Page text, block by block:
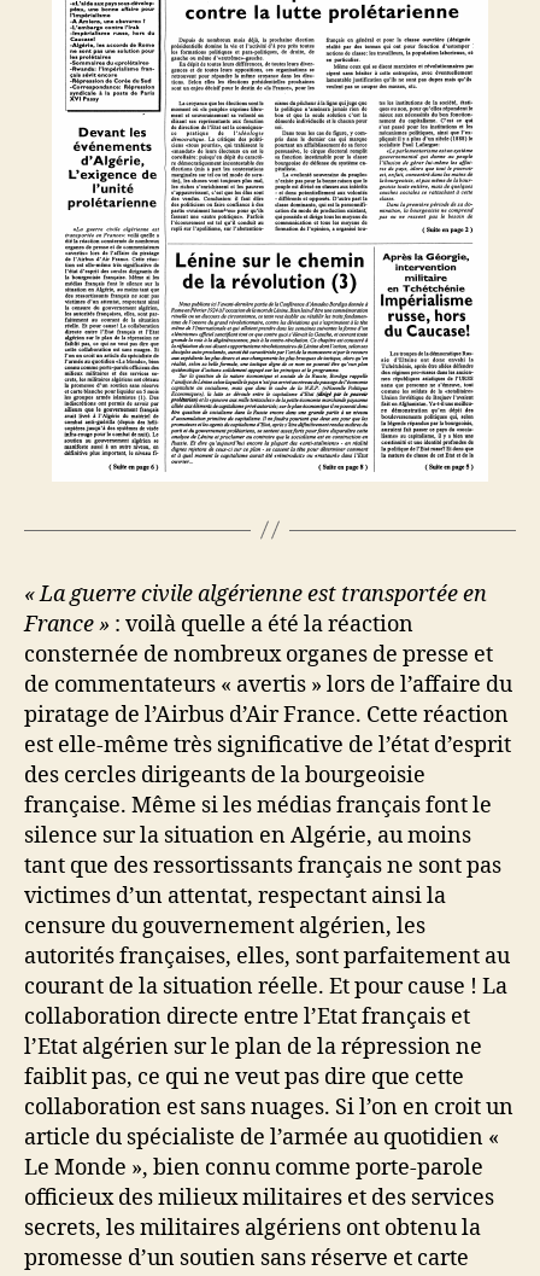
« La guerre civile algérienne est transportée en
France » : voilà quelle a été la réaction
consternée de nombreux organes de presse et
de commentateurs « avertis » lors de l’affaire du
piratage de l’Airbus d’Air France. Cette réaction
est elle-même très significative de l’état d’esprit
des cercles dirigeants de la bourgeoisie
française. Même si les médias français font le
silence sur la situation en Algérie, au moins
tant que des ressortissants français ne sont pas
victimes d’un attentat, respectant ainsi la
censure du gouvernement algérien, les
autorités françaises, elles, sont parfaitement au
courant de la situation réelle. Et pour cause ! La
collaboration directe entre l’Etat français et
l’Etat algérien sur le plan de la répression ne
faiblit pas, ce qui ne veut pas dire que cette
collaboration est sans nuages. Si l’on en croit un
article du spécialiste de l’armée au quotidien «
Le Monde », bien connu comme porte-parole
officieux des milieux militaires et des services
secrets, les militaires algériens ont obtenu la
promesse d’un soutien sans réserve et carte